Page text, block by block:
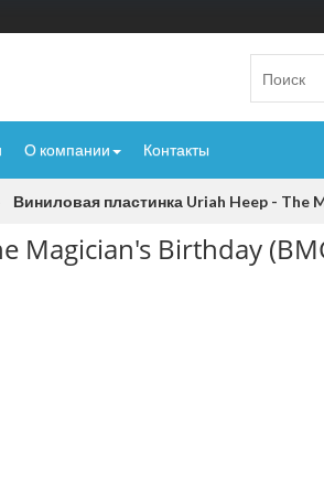
О компании Контакты
Виниловая пластинка Uriah Heep - The
Magician's Birthday